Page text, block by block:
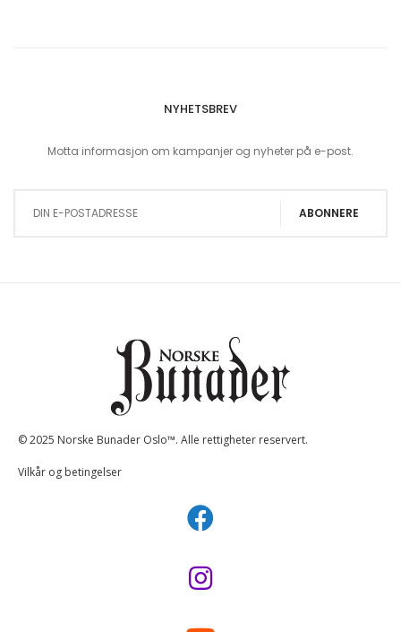
NYHETSBREV
Motta informasjon om kampanjer og nyheter på e-post.
ABONNERE
© 2025 Norske Bunader Oslo™. Alle rettigheter reservert.
Vilkår og betingelser